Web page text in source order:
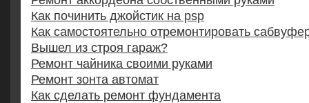
Как починить джойстик на psp
Как самостоятельно отремонтировать
Вышел из строя гараж?
Ремонт чайника своими руками
Ремонт зонта автомат
Как сделать ремонт фундамента